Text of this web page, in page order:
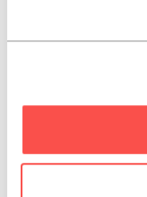
€ 17,50